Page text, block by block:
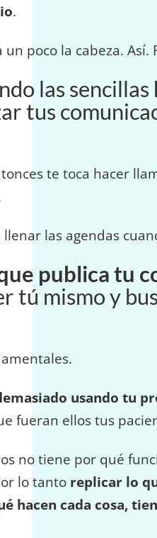
.
poco la cabeza.
las
tus
te toca hacer
las agendas
publica tu
tú mismo y
usando tu
fueran ellos tus
no tiene por qué
lo tanto replicar lo
hacen cada cosa,